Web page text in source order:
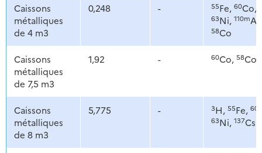
Caissons
métalliques
de 4 m3
0,248 - 55Fe, 60Co,
63Ni, 110m
58Co
Caissons
métalliques
de 7,5 m3
1,92 - 60Co, 58Co
Caissons
métalliques
de 8 m3
5,775 - 3H, 55Fe, 60
63Ni, 137Cs